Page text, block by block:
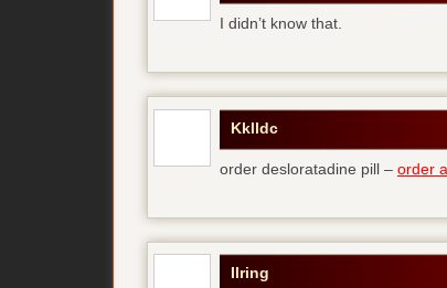
I didn’t know that.
Kklldc
order desloratadine pill – order
Ilring